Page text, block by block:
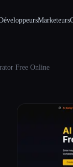
Marketeurs
Free Online